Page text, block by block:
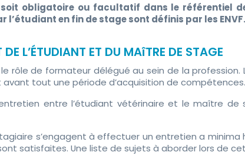
soit obligatoire ou facultatif dans le référentiel
l’étudiant en fin de stage sont définis par les ENVF.
L’ÉTUDIANT ET DU MAîTRE DE STAGE
rôle de formateur délégué au sein de la
tout une période d’acquisition de compétences.
entre l’étudiant vétérinaire et le maître
s’engagent à effectuer un entretien a
satisfaites. Une liste de sujets à aborder lors de